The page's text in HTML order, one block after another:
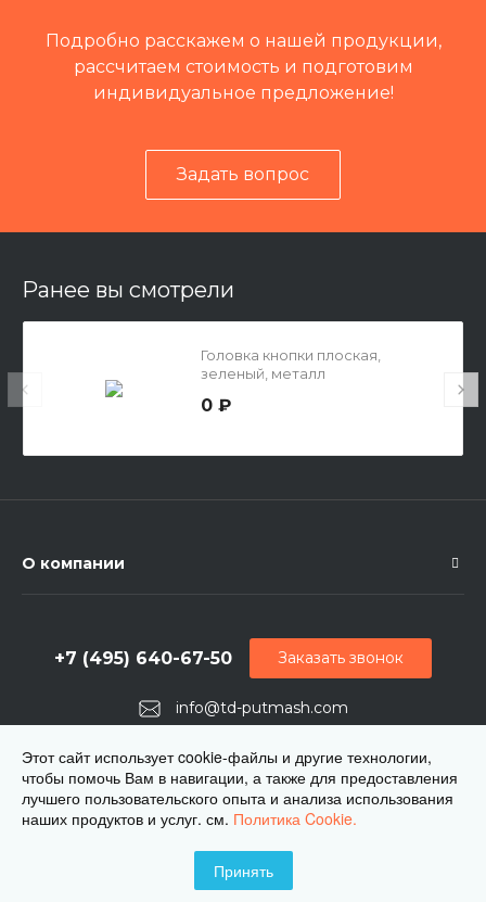
Подробно расскажем о нашей продукции,
рассчитаем стоимость и подготовим
индивидуальное предложение!
Задать вопрос
Ранее вы смотрели
Головка кнопки плоская,
зеленый, металл
0 ₽
О компании
info@td-putmash.com
+7 (495) 640-67-50
г. Москва, 1-й Кирпичный переулок, дом 2
Заказать звонок
© 2026 ЦКБ Путьмаш, Все права защищены
Этот сайт использует cookie-файлы и другие технологии,
чтобы помочь Вам в навигации, а также для предоставления
лучшего пользовательского опыта и анализа использования
наших продуктов и услуг. см. Политика Cookie.
Принять